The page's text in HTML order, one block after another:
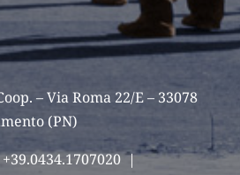
– Via Roma 22/E – 33078
(PN)
|